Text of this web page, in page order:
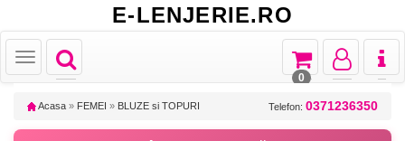
E-LENJERIE.RO
Toggle
navigation
Toggle
Toggle
navigation
Toggle
navigation
Toggle
navigation
0
Acasa » FEMEI » BLUZE si TOPURI Telefon: 0371236350